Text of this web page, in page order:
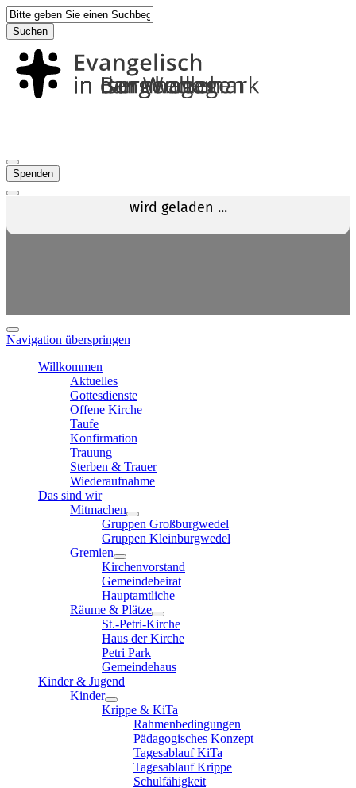
Suchen
Spenden
Navigation überspringen
Willkommen
Aktuelles
Gottesdienste
Offene Kirche
Taufe
Konfirmation
Trauung
Sterben & Trauer
Wiederaufnahme
Das sind wir
Mitmachen
Gruppen Großburgwedel
Gruppen Kleinburgwedel
Gremien
Kirchenvorstand
Gemeindebeirat
Hauptamtliche
Räume & Plätze
St.-Petri-Kirche
Haus der Kirche
Petri Park
Gemeindehaus
Kinder & Jugend
Kinder
Krippe & KiTa
Rahmenbedingungen
Pädagogisches Konzept
Tagesablauf KiTa
Tagesablauf Krippe
Schulfähigkeit